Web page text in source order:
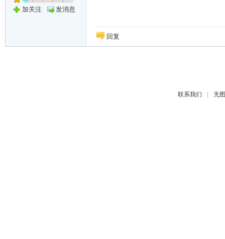
加关注 发消息
回复
联系我们 | 无